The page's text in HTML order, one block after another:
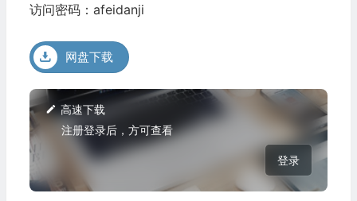
访问密码：afeidanji
网盘下载
高速下载
注册登录后，方可查看
登录